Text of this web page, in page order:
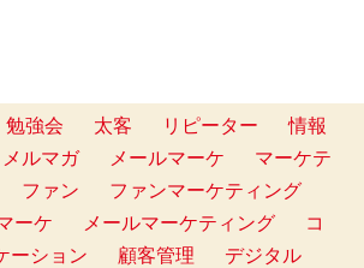
勉強会 太客 リピーター
情報
メルマガ メールマーケ
マーケテ
ファン
ファンマーケティング
ーケ
メールマーケティング
コ
ーション
顧客管理
デジタル